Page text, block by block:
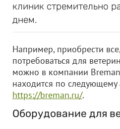
клиник стремительно
днем.
Например, приобрести
потребоваться для
можно в компании
находится по следующему
https://breman.ru/.
Оборудование для